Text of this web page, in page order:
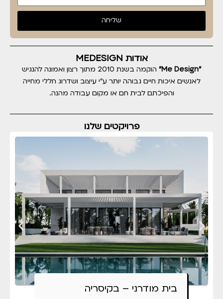
שליחה
אודות MEDESIGN
"Me Design"
הוקמה בשנת 2010 מתוך רצון ואמונה להנגיש
לאנשים איכות חיים גבוהה יותר ע"י עיצוב ושדרוג חללי מחייה
והפיכתם לבית חם או מקום עבודה מהנה.
פרויקטים שלנו
בית מודרני – בקיסריה